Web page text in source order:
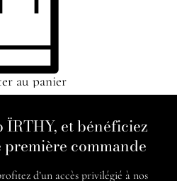
au panier
et bénéficiez
commande
d’un accès privilégié à nos